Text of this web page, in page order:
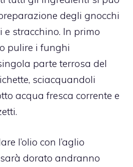
degli gnocchi
stracchino. In primo
pulire i funghi
parte terrosa del
sciacquandoli
acqua fresca corrente e
l’olio con l’aglio
dorato andranno